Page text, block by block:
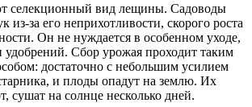
селекционный вид лещины. Садоводы
из-за его неприхотливости, скорого роста
Он не нуждается в особенном уходе,
удобрений. Сбор урожая проходит таким
достаточно с небольшим усилием
и плоды опадут на землю. Их
сушат на солнце несколько дней.